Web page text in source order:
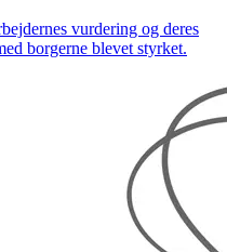
vurdering og deres
borgerne blevet styrket.